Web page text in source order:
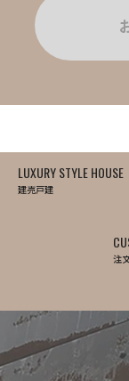
建売戸建
LUXURY STYLE HOUSE
注